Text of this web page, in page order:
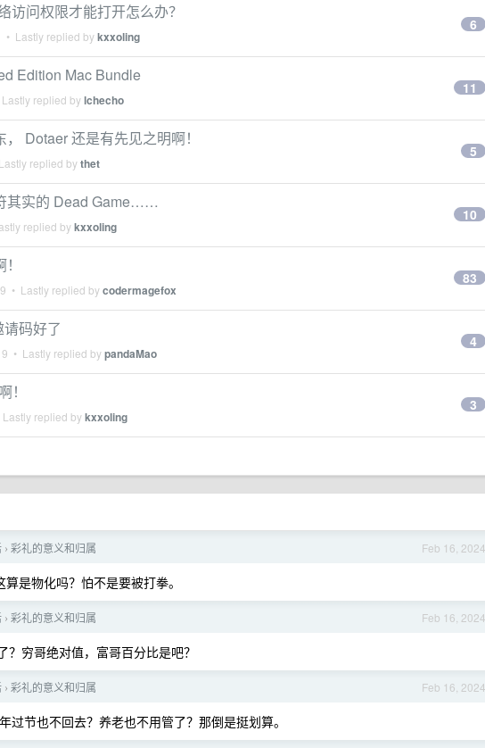
问权限才能打开怎么办？
• Lastly replied bykxxoling
6
Edition Mac Bundle
Lastly replied bylchecho
11
Dotaer 还是有先见之明啊！
replied bythet
5
其实的 Dead Game……
replied bykxxoling
10
• Lastly replied bycodermagefox
83
码好了
• Lastly replied bypandaMao
4
Lastly replied bykxxoling
3
Feb 16, 2024
› 彩礼的意义和归属
是物化吗？怕不是要被打拳。
Feb 16, 2024
› 彩礼的意义和归属
？穷哥绝对值，富哥百分比是吧？
Feb 16, 2024
› 彩礼的意义和归属
过节也不回去？养老也不用管了？那倒是挺划算。